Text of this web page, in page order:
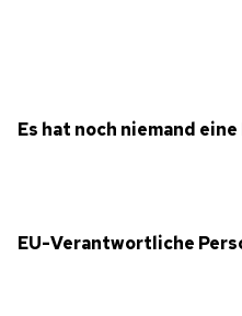
Es hat noch niemand
EU-Verantwortliche